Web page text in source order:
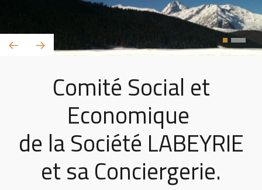
Comité Social et
Economique
de la Société LABEYRIE
et sa Conciergerie.